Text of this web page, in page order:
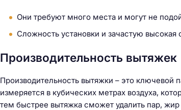
Они требуют много места и могут не
Сложность установки и зачастую высокая
Производительность вытяжек
Производительность вытяжки – это ключевой
измеряется в кубических метрах воздуха,
тем быстрее вытяжка сможет удалить пар, жир